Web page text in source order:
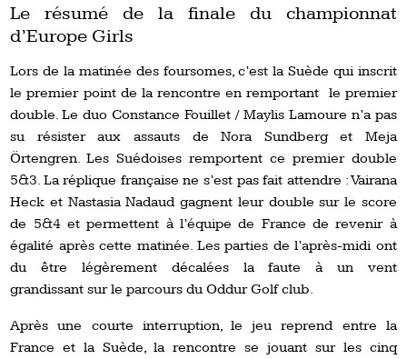
Le résumé de la finale du championnat
d’Europe Girls
Lors de la matinée des foursomes, c’est la Suède qui inscrit
le premier point de la rencontre en remportant le premier
double. Le duo Constance Fouillet / Maylis Lamoure n’a pas
su résister aux assauts de Nora Sundberg et Meja
Örtengren. Les Suédoises remportent ce premier double
5&3. La réplique française ne s’est pas fait attendre : Vairana
Heck et Nastasia Nadaud gagnent leur double sur le score
de 5&4 et permettent à l’équipe de France de revenir à
égalité après cette matinée. Les parties de l’après-midi ont
du être légèrement décalées la faute à un vent
grandissant sur le parcours du Oddur Golf club.
Après une courte interruption, le jeu reprend entre la
France et la Suède, la rencontre se jouant sur les cinq